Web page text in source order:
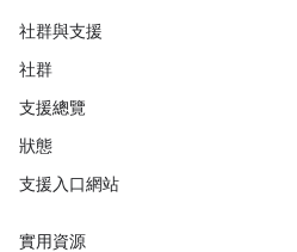
社群與支援
社群
支援總覽
狀態
支援入口網站
實用資源